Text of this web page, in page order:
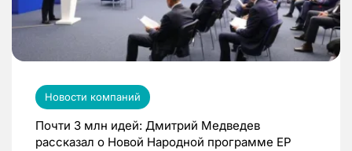
Новости компаний
Почти 3 млн идей: Дмитрий Медведев
рассказал о Новой Народной программе ЕР